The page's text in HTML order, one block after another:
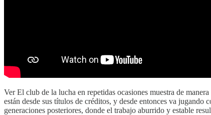
Ver El club de la lucha en repetidas ocasiones muestra de
están desde sus títulos de créditos, y desde entonces va
generaciones posteriores, donde el trabajo aburrido y estable